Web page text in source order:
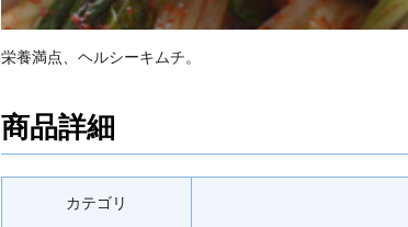
栄養満点、ヘルシーキムチ。
商品詳細
カテゴリ